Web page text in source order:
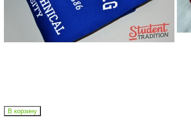
В корзину